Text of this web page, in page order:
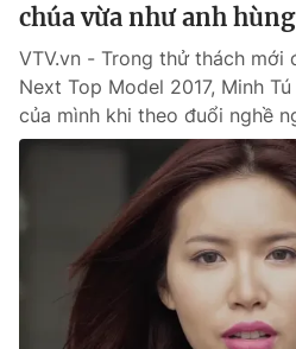
chúa vừa như anh hùng
VTV.vn - Trong thử thách mới
Next Top Model 2017, Minh
của mình khi theo đuổi nghề